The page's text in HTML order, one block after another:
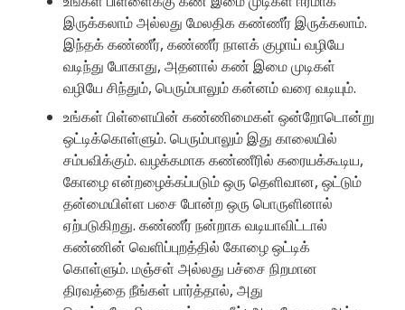
இருக்கலாம் அல்லது மேலதிக கண்ணீர் இருக்கலாம்.
இந்தக் கண்ணீர், கண்ணீர் நாளக் குழாய் வழியே
வடிந்து போகாது, அதனால் கண் இமை முடிகள்
வழியே சிந்தும், பெரும்பாலும் கன்னம் வரை வடியும்.
உங்கள் பிள்ளையின் கண்ணிமைகள் ஒன்றோடொன்று
ஒட்டிக்கொள்ளும். பெரும்பாலும் இது காலையில்
சம்பவிக்கும். வழக்கமாக கண்ணீரில் கரையக்கூடிய,
கோழை என்றழைக்கப்படும் ஒரு தெளிவான, ஒட்டும்
தன்மையிள்ள பசை போன்ற ஒரு பொருளினால்
ஏற்படுகிறது. கண்ணீர் நன்றாக வடியாவிட்டால்
கண்ணின் வெளிப்புறத்தில் கோழை ஒட்டிக்
கொள்ளும். மஞ்சள் அல்லது பச்சை நிறமான
திரவத்தை நீங்கள் பார்த்தால், அது